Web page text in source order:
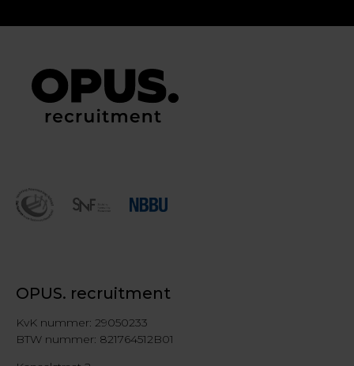
OPUS. recruitment
KvK nummer: 29050233
BTW nummer: 821764512B01